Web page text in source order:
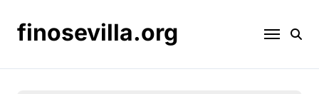
contentfinosevilla.org